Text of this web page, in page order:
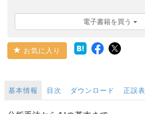
電子書籍を買う
お気に入り
基本情報 目次 ダウンロード 正誤表